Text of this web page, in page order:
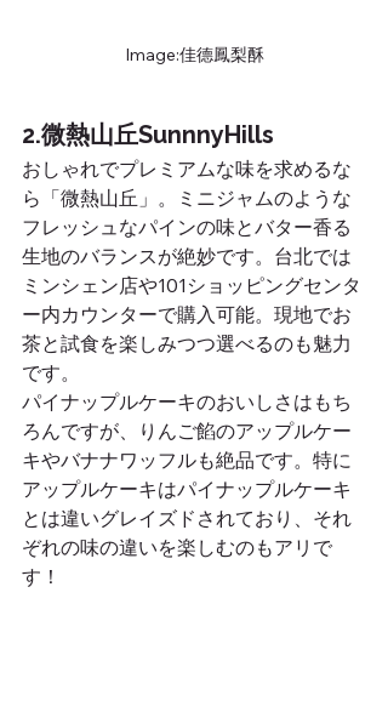
Image:佳德鳳梨酥
2.微熱山丘SunnnyHills
おしゃれでプレミアムな味を求めるな
ら「微熱山丘」。ミニジャムのような
フレッシュなパインの味とバター香る
生地のバランスが絶妙です。台北では
ミンシェン店や101ショッピングセンタ
ー内カウンターで購入可能。現地でお
茶と試食を楽しみつつ選べるのも魅力
です。
パイナップルケーキのおいしさはもち
ろんですが、りんご餡のアップルケー
キやバナナワッフルも絶品です。特に
アップルケーキはパイナップルケーキ
とは違いグレイズドされており、それ
ぞれの味の違いを楽しむのもアリで
す！